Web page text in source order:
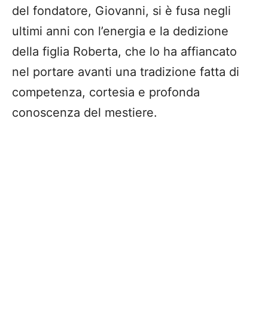
del fondatore, Giovanni, si è fusa negli
ultimi anni con l’energia e la dedizione
della figlia Roberta, che lo ha affiancato
nel portare avanti una tradizione fatta di
competenza, cortesia e profonda
conoscenza del mestiere.